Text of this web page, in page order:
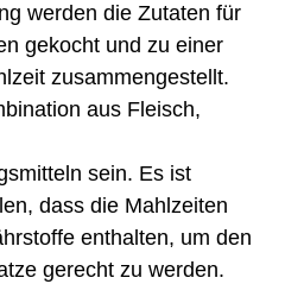
werden die Zutaten für
gekocht und zu einer
zusammengestellt.
aus Fleisch,
sein. Es ist
dass die Mahlzeiten
enthalten, um den
gerecht zu werden.